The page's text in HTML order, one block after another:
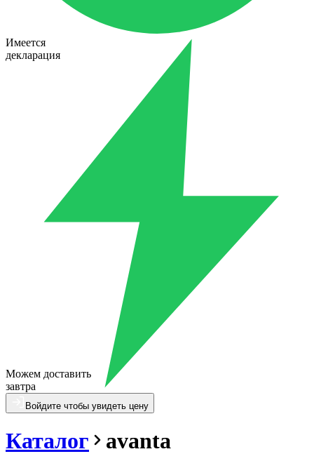
Имеется
декларация
Можем доставить
завтра
Войдите чтобы увидеть цену
Каталог avanta